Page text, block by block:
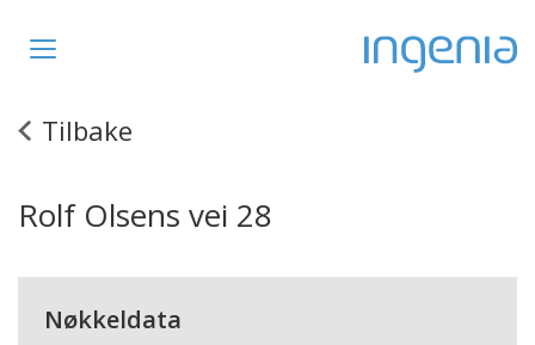
Toggle
Tilbake
Rolf Olsens vei 28
Nøkkeldata